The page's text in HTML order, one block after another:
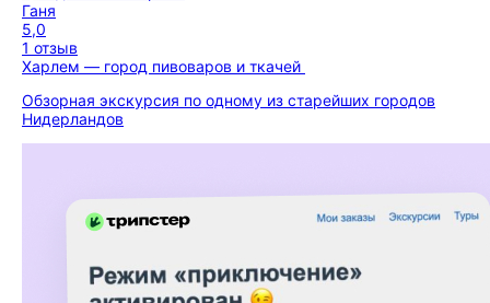
Ганя
5,0
1 отзыв
Харлем — город пивоваров и ткачей
Обзорная экскурсия по одному из старейших городов
Нидерландов